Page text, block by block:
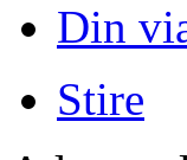
Din
Stire